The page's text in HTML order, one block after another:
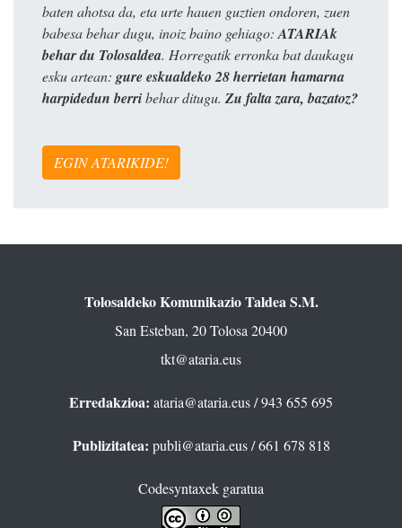
baten ahotsa da, eta urte hauen guztien ondoren, zuen
babesa behar dugu, inoiz baino gehiago: ATARIAk
behar du Tolosaldea. Horregatik erronka bat daukagu
esku artean: gure eskualdeko 28 herrietan hamarna
harpidedun berribehar ditugu. Zu falta zara, bazatoz?
EGIN ATARIKIDE!
Tolosaldeko Komunikazio Taldea S.M.
San Esteban, 20 Tolosa 20400
tkt@ataria.eus
Erredakzioa: ataria@ataria.eus/ 943 655 695
Publizitatea: publi@ataria.eus/ 661 678 818
Codesyntaxek garatua